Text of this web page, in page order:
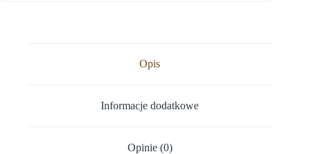
Opis
Informacje dodatkowe
Opinie (0)